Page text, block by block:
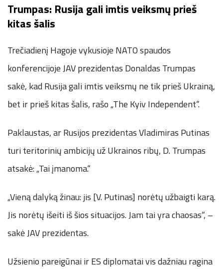
Trumpas: Rusija gali imtis veiksmų prieš
kitas šalis
Trečiadienį Hagoje vykusioje NATO spaudos
konferencijoje JAV prezidentas Donaldas Trumpas
sakė, kad Rusija gali imtis veiksmų ne tik prieš Ukrainą,
bet ir prieš kitas šalis, rašo „The Kyiv Independent“.
Paklaustas, ar Rusijos prezidentas Vladimiras Putinas
turi teritorinių ambicijų už Ukrainos ribų, D. Trumpas
atsakė: „Tai įmanoma.“
„Vieną dalyką žinau: jis [V. Putinas] norėtų užbaigti karą.
Jis norėtų išeiti iš šios situacijos. Jam tai yra chaosas“, –
sakė JAV prezidentas.
Užsienio pareigūnai ir ES diplomatai vis dažniau ragina